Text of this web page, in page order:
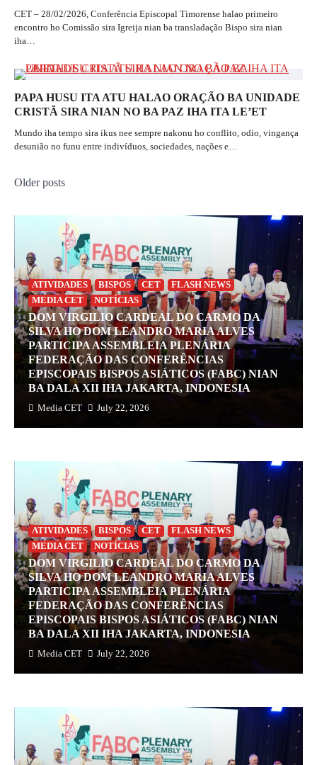
CET – 28/02/2026, Conferência Episcopal Timorense halao primeiro
encontro ho Comissão sira Igreija nian ba transladação Bispo sira nian
iha…
PAPA HUSU ITA ATU HALAO ORAÇÃO BA UNIDADE
CRISTÃ SIRA NIAN NO BA PAZ IHA ITA LE’ET
Mundo iha tempo sira ikus nee sempre nakonu ho conflito, odio, vingança
desunião no funu entre indivíduos, sociedades, nações e…
Posts
Older posts
ATIVIDADES BISPOS CET
FLASH NEWS
MEDIA CET
NOTÍCIAS
DOM VIRGILIO CARDEAL DO CARMO DA
SILVA HO DOM LEANDRO MARIA ALVES
PARTICIPA ASSEMBLEIA PLENÁRIA
FEDERAÇÃO DAS CONFERÊNCIAS
EPISCOPAIS BISPOS ASIÁTICOS (FABC) NIAN
BA DALA XII IHA JAKARTA, INDONESIA
Media CET July 22, 2026
ATIVIDADES BISPOS CET
FLASH NEWS
MEDIA CET
NOTÍCIAS
DOM VIRGILIO CARDEAL DO CARMO DA
SILVA HO DOM LEANDRO MARIA ALVES
PARTICIPA ASSEMBLEIA PLENÁRIA
FEDERAÇÃO DAS CONFERÊNCIAS
EPISCOPAIS BISPOS ASIÁTICOS (FABC) NIAN
BA DALA XII IHA JAKARTA, INDONESIA
Media CET July 22, 2026